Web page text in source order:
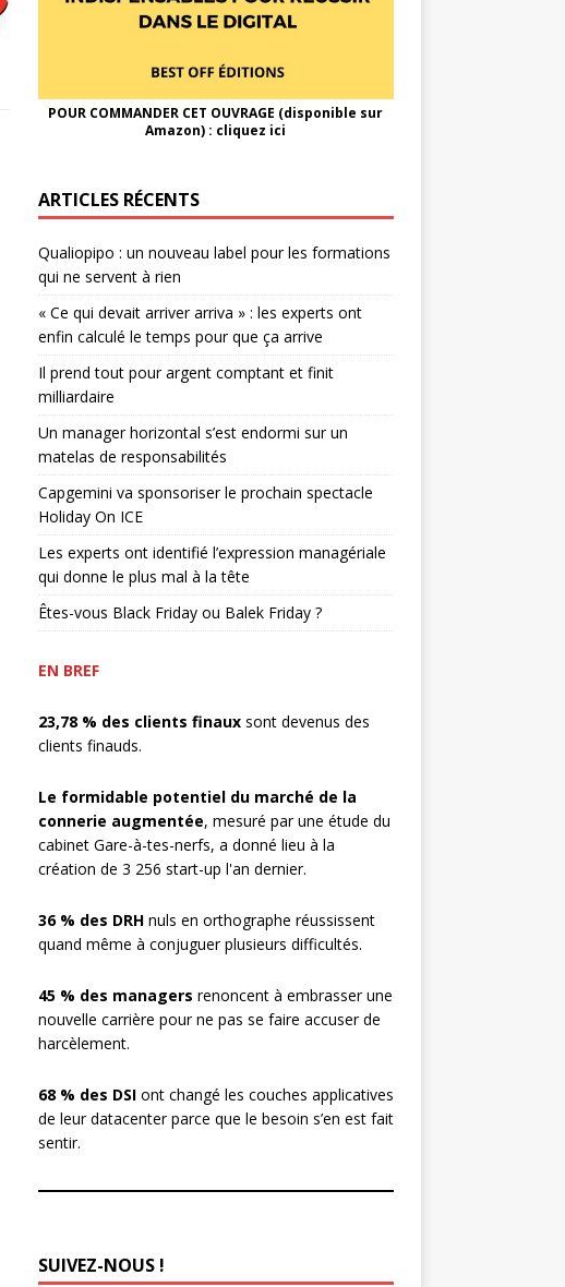
POUR COMMANDER CET OUVRAGE (disponible sur
Amazon) : cliquez ici
ARTICLES RÉCENTS
Qualiopipo : un nouveau label pour les formations
qui ne servent à rien
« Ce qui devait arriver arriva » : les experts ont
enfin calculé le temps pour que ça arrive
Il prend tout pour argent comptant et finit
milliardaire
Un manager horizontal s’est endormi sur un
matelas de responsabilités
Capgemini va sponsoriser le prochain spectacle
Holiday On ICE
Les experts ont identifié l’expression managériale
qui donne le plus mal à la tête
Êtes-vous Black Friday ou Balek Friday ?
EN BREF
23,78 % des clients finaux sont devenus des
clients finauds.
Le formidable potentiel du marché de la
connerie augmentée, mesuré par une étude du
cabinet Gare-à-tes-nerfs, a donné lieu à la
création de 3 256 start-up l'an dernier.
36 % des DRH nuls en orthographe réussissent
quand même à conjuguer plusieurs difficultés.
45 % des managers renoncent à embrasser une
nouvelle carrière pour ne pas se faire accuser de
harcèlement.
68 % des DSI ont changé les couches applicatives
de leur datacenter parce que le besoin s’en est fait
sentir.
SUIVEZ-NOUS !